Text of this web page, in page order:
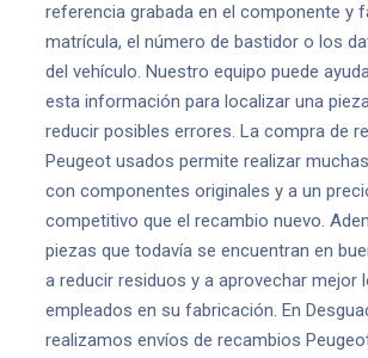
referencia grabada en el componente y
matrícula, el número de bastidor o los
del vehículo. Nuestro equipo puede
esta información para localizar una
reducir posibles errores. La compra de
Peugeot usados permite realizar
con componentes originales y a un
competitivo que el recambio nuevo.
piezas que todavía se encuentran en
a reducir residuos y a aprovechar mejor
empleados en su fabricación. En
realizamos envíos de recambios